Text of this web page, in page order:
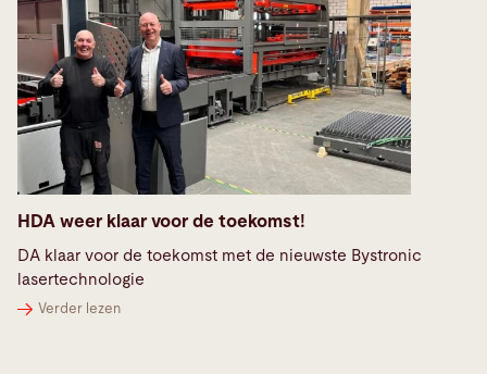
HDA weer klaar voor de toekomst!
DA klaar voor de toekomst met de nieuwste Bystronic
lasertechnologie
Verder lezen